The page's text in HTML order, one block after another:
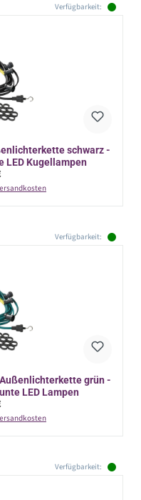
Verfügbarkeit:
schwarz -
LED Kugellampen
Verfügbarkeit:
grün -
LED Lampen
Verfügbarkeit: